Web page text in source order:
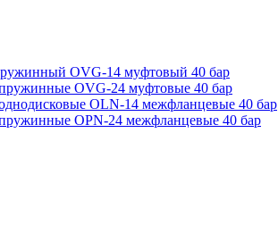
OVG-14 муфтовый 40 бар
OVG-24 муфтовые 40 бар
OLN-14 межфланцевые 40 бар
OPN-24 межфланцевые 40 бар